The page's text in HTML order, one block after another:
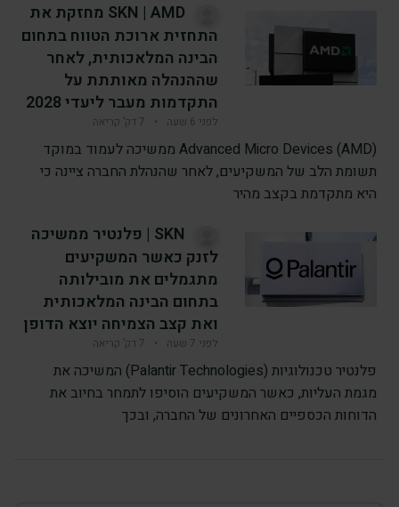
SKN | AMD מחזקת את
התחזית ארוכת הטווח בתחום
הבינה המלאכותית, לאחר
שההנהלה מאותתת על
התקדמות מעבר ליעדי 2028
לפני 6 שעה • 7 דק’ קריאה
Advanced Micro Devices (AMD) ממשיכה לעמוד במוקד
תשומת הלב של המשקיעים, לאחר שהנהלת החברה ציינה כי
היא מתקדמת בקצב מהיר
SKN | פלנטיר ממשיכה
לזנק כאשר המשקיעים
מתגמלים את מובילותה
בתחום הבינה המלאכותית
ואת קצב הצמיחה יוצא הדופן
לפני 7 שעה • 7 דק’ קריאה
פלנטיר טכנולוגיות (Palantir Technologies) המשיכה את
מגמת העליות, כאשר המשקיעים הוסיפו לתמחר בחיוב את
הדוחות הכספיים האחרונים של החברה, ובכך